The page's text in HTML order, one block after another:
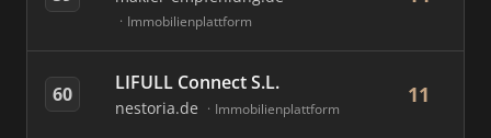
Immobilienplattform
60 LIFULL Connect S.L.
nestoria.de Immobilienplattform
11